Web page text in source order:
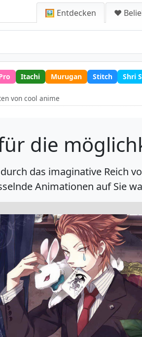
🖼️ Entdecken ❤️
Itachi Murugan Stitch Shri
von cool anime
die
das imaginative Reich
Animationen auf Sie